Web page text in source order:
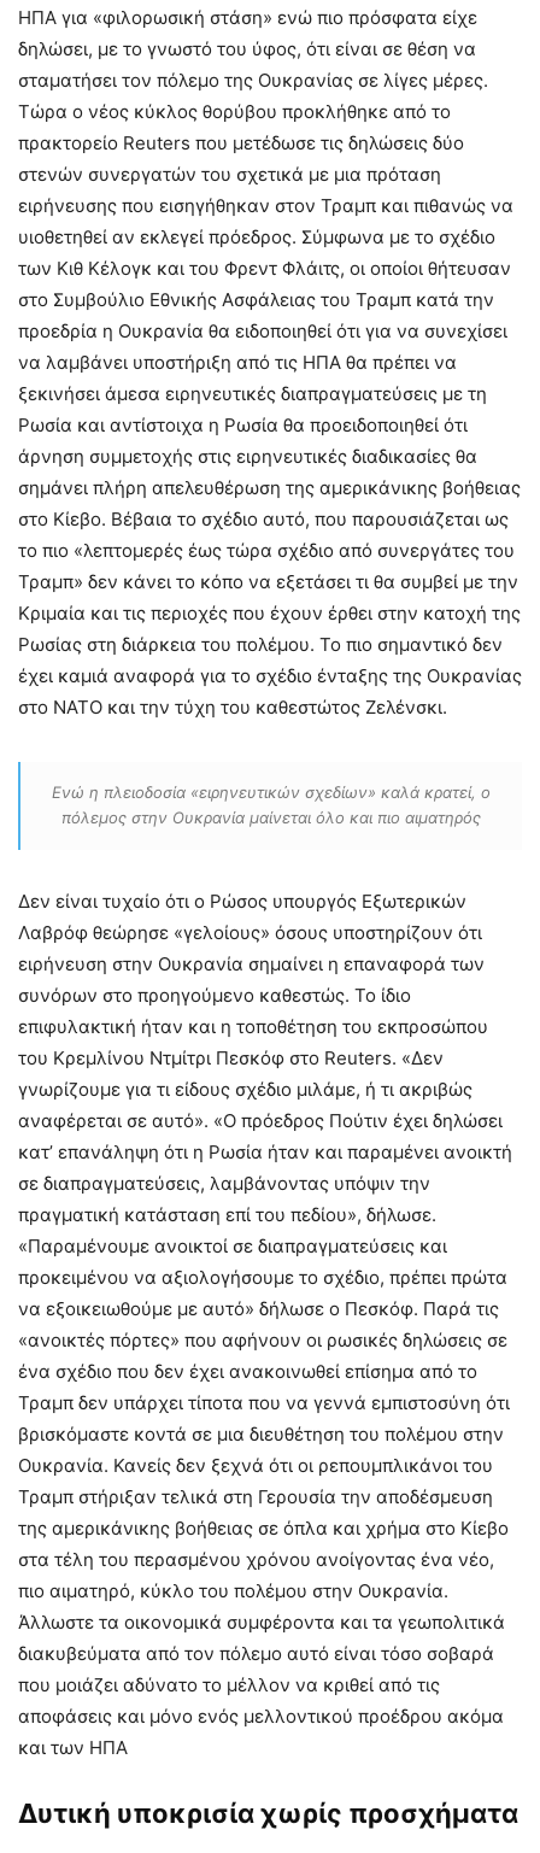
ΗΠΑ για «φιλορωσική στάση» ενώ πιο πρόσφατα είχε
δηλώσει, με το γνωστό του ύφος, ότι είναι σε θέση να
σταματήσει τον πόλεμο της Ουκρανίας σε λίγες μέρες.
Τώρα ο νέος κύκλος θορύβου προκλήθηκε από το
πρακτορείο Reuters που μετέδωσε τις δηλώσεις δύο
στενών συνεργατών του σχετικά με μια πρόταση
ειρήνευσης που εισηγήθηκαν στον Τραμπ και πιθανώς να
υιοθετηθεί αν εκλεγεί πρόεδρος. Σύμφωνα με το σχέδιο
των Κιθ Κέλογκ και του Φρεντ Φλάιτς, οι οποίοι θήτευσαν
στο Συμβούλιο Εθνικής Ασφάλειας του Τραμπ κατά την
προεδρία η Ουκρανία θα ειδοποιηθεί ότι για να συνεχίσει
να λαμβάνει υποστήριξη από τις ΗΠΑ θα πρέπει να
ξεκινήσει άμεσα ειρηνευτικές διαπραγματεύσεις με τη
Ρωσία και αντίστοιχα η Ρωσία θα προειδοποιηθεί ότι
άρνηση συμμετοχής στις ειρηνευτικές διαδικασίες θα
σημάνει πλήρη απελευθέρωση της αμερικάνικης βοήθειας
στο Κίεβο. Βέβαια το σχέδιο αυτό, που παρουσιάζεται ως
το πιο «λεπτομερές έως τώρα σχέδιο από συνεργάτες του
Τραμπ» δεν κάνει το κόπο να εξετάσει τι θα συμβεί με την
Κριμαία και τις περιοχές που έχουν έρθει στην κατοχή της
Ρωσίας στη διάρκεια του πολέμου. Το πιο σημαντικό δεν
έχει καμιά αναφορά για το σχέδιο ένταξης της Ουκρανίας
στο ΝΑΤΟ και την τύχη του καθεστώτος Ζελένσκι.
Ενώ η πλειοδοσία «ειρηνευτικών σχεδίων» καλά κρατεί, ο
πόλεμος στην Ουκρανία μαίνεται όλο και πιο αιματηρός
Δεν είναι τυχαίο ότι ο Ρώσος υπουργός Εξωτερικών
Λαβρόφ θεώρησε «γελοίους» όσους υποστηρίζουν ότι
ειρήνευση στην Ουκρανία σημαίνει η επαναφορά των
συνόρων στο προηγούμενο καθεστώς. Το ίδιο
επιφυλακτική ήταν και η τοποθέτηση του εκπροσώπου
του Κρεμλίνου Ντμίτρι Πεσκόφ στο Reuters. «Δεν
γνωρίζουμε για τι είδους σχέδιο μιλάμε, ή τι ακριβώς
αναφέρεται σε αυτό». «Ο πρόεδρος Πούτιν έχει δηλώσει
κατ’ επανάληψη ότι η Ρωσία ήταν και παραμένει ανοικτή
σε διαπραγματεύσεις, λαμβάνοντας υπόψιν την
πραγματική κατάσταση επί του πεδίου», δήλωσε.
«Παραμένουμε ανοικτοί σε διαπραγματεύσεις και
προκειμένου να αξιολογήσουμε το σχέδιο, πρέπει πρώτα
να εξοικειωθούμε με αυτό» δήλωσε ο Πεσκόφ. Παρά τις
«ανοικτές πόρτες» που αφήνουν οι ρωσικές δηλώσεις σε
ένα σχέδιο που δεν έχει ανακοινωθεί επίσημα από το
Τραμπ δεν υπάρχει τίποτα που να γεννά εμπιστοσύνη ότι
βρισκόμαστε κοντά σε μια διευθέτηση του πολέμου στην
Ουκρανία. Κανείς δεν ξεχνά ότι οι ρεπουμπλικάνοι του
Τραμπ στήριξαν τελικά στη Γερουσία την αποδέσμευση
της αμερικάνικης βοήθειας σε όπλα και χρήμα στο Κίεβο
στα τέλη του περασμένου χρόνου ανοίγοντας ένα νέο,
πιο αιματηρό, κύκλο του πολέμου στην Ουκρανία.
Άλλωστε τα οικονομικά συμφέροντα και τα γεωπολιτικά
διακυβεύματα από τον πόλεμο αυτό είναι τόσο σοβαρά
που μοιάζει αδύνατο το μέλλον να κριθεί από τις
αποφάσεις και μόνο ενός μελλοντικού προέδρου ακόμα
και των ΗΠΑ
Δυτική υποκρισία χωρίς προσχήματα